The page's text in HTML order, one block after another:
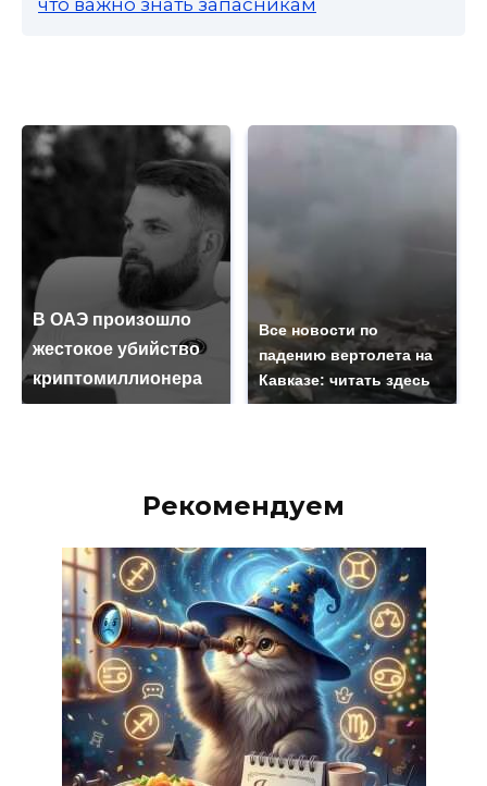
что важно знать запасникам
В ОАЭ произошло
жестокое убийство
криптомиллионера
Все новости по
падению вертолета на
Кавказе: читать здесь
Рекомендуем